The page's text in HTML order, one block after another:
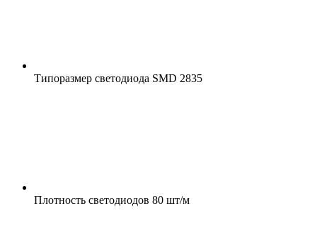
Типоразмер светодиода SMD 2835
Плотность светодиодов 80 шт/м